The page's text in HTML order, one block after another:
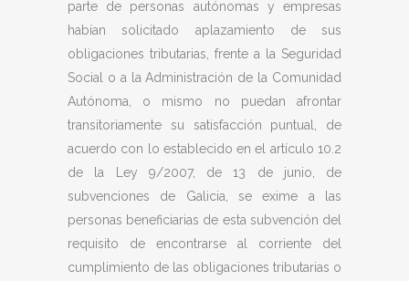
parte de personas autónomas y empresas
habían solicitado aplazamiento de sus
obligaciones tributarias, frente a la Seguridad
Social o a la Administración de la Comunidad
Autónoma, o mismo no puedan afrontar
transitoriamente su satisfacción puntual, de
acuerdo con lo establecido en el artículo 10.2
de la Ley 9/2007, de 13 de junio, de
subvenciones de Galicia, se exime a las
personas beneficiarias de esta subvención del
requisito de encontrarse al corriente del
cumplimiento de las obligaciones tributarias o